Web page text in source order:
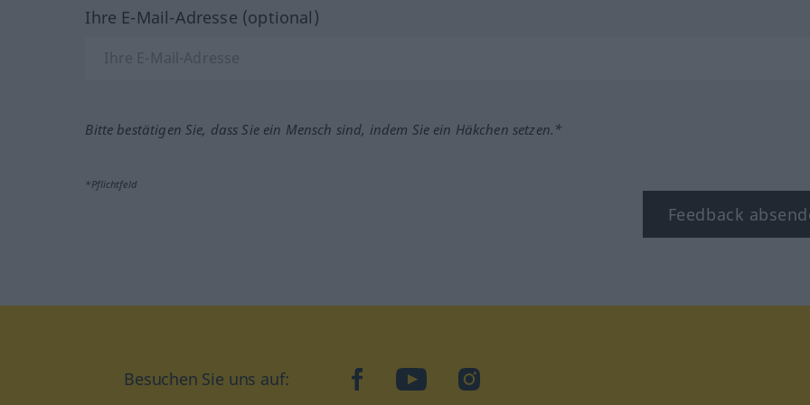
Ihre E-Mail-Adresse (optional)
Bitte bestätigen Sie, dass Sie ein Mensch sind, indem Sie ein Häkchen setzen.*
*Pflichtfeld
Feedback
Besuchen Sie uns auf: facebookYouTubeInstagram